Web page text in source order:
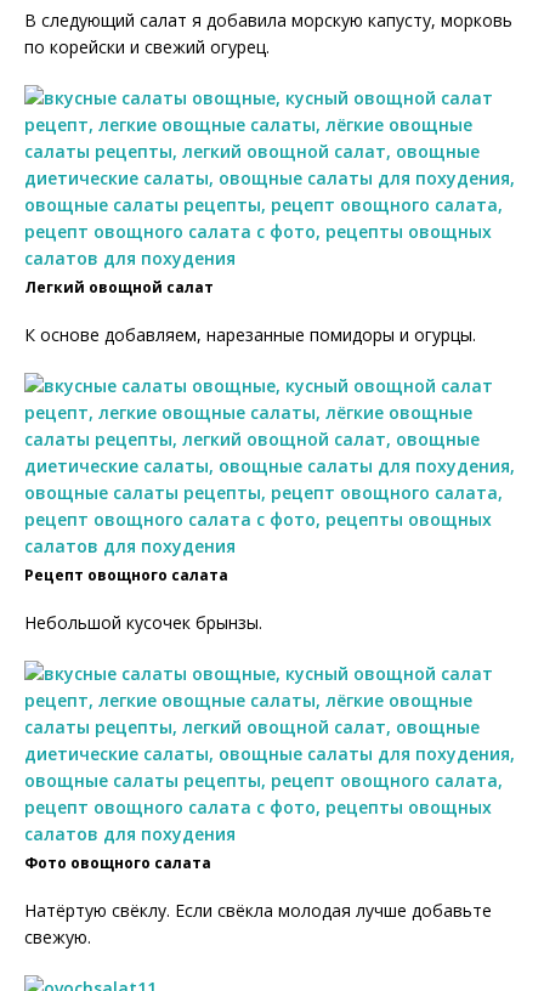
В следующий салат я добавила морскую капусту, морковь
по корейски и свежий огурец.
Легкий овощной салат
К основе добавляем, нарезанные помидоры и огурцы.
Рецепт овощного салата
Небольшой кусочек брынзы.
Фото овощного салата
Натёртую свёклу. Если свёкла молодая лучше добавьте
свежую.